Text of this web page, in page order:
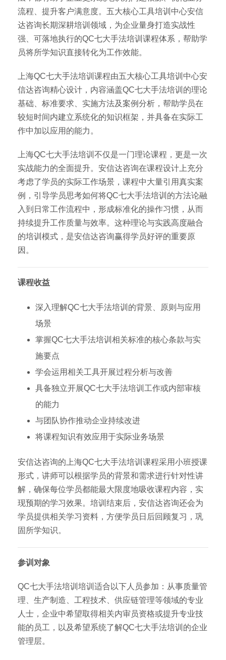
流程、提升客户满意度。五大核心工具培训中心安信
达咨询长期深耕培训领域，为企业量身打造实战性
强、可落地执行的QC七大手法培训课程体系，帮助学
员将所学知识直接转化为工作效能。
上海QC七大手法培训课程由五大核心工具培训中心安
信达咨询精心设计，内容涵盖QC七大手法培训的理论
基础、标准要求、实施方法及案例分析，帮助学员在
较短时间内建立系统化的知识框架，并具备在实际工
作中加以应用的能力。
上海QC七大手法培训不仅是一门理论课程，更是一次
实战能力的全面提升。安信达咨询在课程设计上充分
考虑了学员的实际工作场景，课程中大量引用真实案
例，引导学员思考如何将QC七大手法培训的方法论融
入到日常工作流程中，形成标准化的操作习惯，从而
持续提升工作质量与效率。这种理论与实践高度融合
的培训模式，是安信达咨询赢得学员好评的重要原
因。
课程收益
深入理解QC七大手法培训的背景、原则与应用
场景
掌握QC七大手法培训相关标准的核心条款与实
施要点
学会运用相关工具开展过程分析与改善
具备独立开展QC七大手法培训工作或内部审核
的能力
与团队协作推动企业持续改进
将课程知识有效应用于实际业务场景
安信达咨询的上海QC七大手法培训课程采用小班授课
形式，讲师可以根据学员的背景和需求进行针对性讲
解，确保每位学员都能最大限度地吸收课程内容，实
现预期的学习效果。培训结束后，安信达咨询还会为
学员提供相关学习资料，方便学员日后回顾复习，巩
固所学知识。
参训对象
QC七大手法培训培训适合以下人员参加：从事质量管
理、生产制造、工程技术、供应链管理等领域的专业
人士，企业中希望取得相关内审员资格或提升专业技
能的员工，以及希望系统了解QC七大手法培训的企业
管理层。